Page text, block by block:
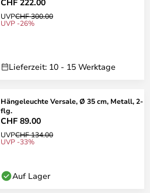
UVPCHF 300.00
UVP -26%
Lieferzeit: 10 - 15 Werktage
Hängeleuchte Versale, Ø 35 cm, Metall, 2-
flg.
CHF 89.00
UVPCHF 134.00
UVP -33%
Auf Lager